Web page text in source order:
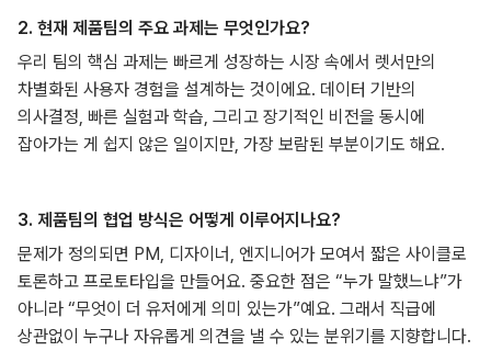
2. 현재 제품팀의 주요 과제는 무엇인가요?
우리 팀의 핵심 과제는 빠르게 성장하는 시장 속에서 렛서만의
차별화된 사용자 경험을 설계하는 것이에요. 데이터 기반의
의사결정, 빠른 실험과 학습, 그리고 장기적인 비전을 동시에
잡아가는 게 쉽지 않은 일이지만, 가장 보람된 부분이기도 해요.
3. 제품팀의 협업 방식은 어떻게 이루어지나요?
문제가 정의되면 PM, 디자이너, 엔지니어가 모여서 짧은 사이클로
토론하고 프로토타입을 만들어요. 중요한 점은 “누가 말했느냐”가
아니라 “무엇이 더 유저에게 의미 있는가”예요. 그래서 직급에
상관없이 누구나 자유롭게 의견을 낼 수 있는 분위기를 지향합니다.